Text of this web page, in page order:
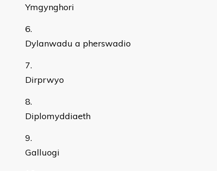
Ymgynghori
Dylanwadu a pherswadio
Dirprwyo
Diplomyddiaeth
Galluogi